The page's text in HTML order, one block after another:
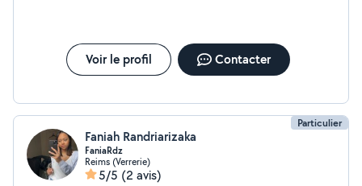
consignes données en amont, et je reste disponible
pour toute clarification. Je privilégie les clients avec qui
Voir le profil Contacter
Particulier
Faniah Randriarizaka
FaniaRdz
Reims (Verrerie)
5/5 (2 avis)